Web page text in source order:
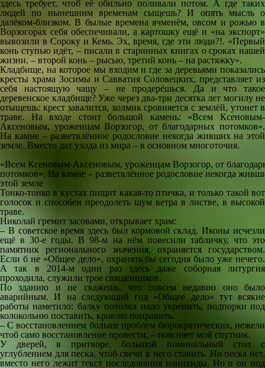
здесь требует, чтоб её обильно поливали потом. А где таких
людей по нынешним временам сыщешь? И опять мысль о
далёком-близком. В былые времена ячменём, овсом и рожью в
Ворзогорах себя обеспечивали, а картошку ещё и «на экспорт»
вывозили в Сороку и Кемь. Эх, время, где эти люди?!. «Первый
конь ступью идёт, – писали в старинных книгах о сроках нашей
жизни, – второй конь – рысью, третий конь – на растяжку».
Кладбище, на которое мы входим и где за деревьями показались
кресты храма Зосимы и Савватия Соловецких, представляет из
себя настоящую чащу – не продерёшься. Да и что такое
деревенское кладбище? Уже через два-три десятка лет могилу не
отыщешь: крест завалится, холмик сровняется с землёй, утонет в
траве. На входе стоит большой камень: «Всем Ксеновым-
Аксеновым, уроженцам Ворзогор, от благодарных потомков».
На камне – разветвлённое родословие некогда живших на этой
земле. Вместо дат ухода из мира – в основном многоточия.
«Всем Ксеновым-Аксеновым, уроженцам Ворзогор, от
потомков». На камне – разветвлённое родословие некогда
этой земле
Тонко-тонко в кустах пищит какая-то птичка, и только такой вот
голосок и способен преодолеть шум ветра в листве, в высокой
траве.
Николай гремит засовами, открывает храм:
– В советское время здесь был кормовой склад. Иконы исчезли
ещё в 30-е годы. В 98-м на нём повесили табличку, что это
памятник регионального значения, охраняется государством.
Если б не «Общее дело», охранять бы сегодня было уже нечего.
А так в 2014-м один раз здесь даже соборная литургия
проходила, служили трое священников.
По зданию и не скажешь, что совсем недавно оно было
аварийным. И на следующий год «Общее дело» тут всякие
работы наметило: балку потолка надо укрепить, подпорки под
колокольню поставить, кровлю поправить.
– С восстановлением больше проблем бюрократических, нежели
чтоб само восстановление провести, – поясняет мой спутник.
У дверей, в притворе, большой поминальный стол с
углублением для песка, чтоб свечи в него ставить. Но песка нет,
вместо него лежит текст последования панихиды. Но и он под